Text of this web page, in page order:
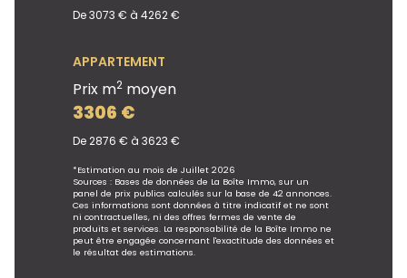
De 3073 € à 4262 €
APPARTEMENT
Prix m2 moyen
3306 €
De 2876 € à 3623 €
*Estimation au mois de Juillet 2026
Sources : Bases de données de La Boîte Immo, sur un
panel de prix publics calculés sur la base de 42 annonces.
Ces informations sont données à titre indicatif et ne sont
ni contractuelles, ni des offres fermes de vente de
produits et services. La responsabilité de la Boîte Immo ne
peut être engagée concernant l'exactitude des données et
le résultat des estimations.